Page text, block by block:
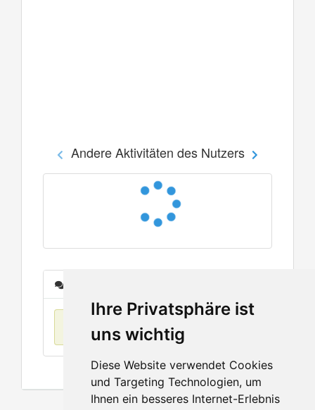
Ihre Privatsphäre ist
uns wichtig
Diese Website verwendet Cookies
und Targeting Technologien, um
Ihnen ein besseres Internet-Erlebnis
Andere Aktivitäten des Nutzers
Keine Einträge